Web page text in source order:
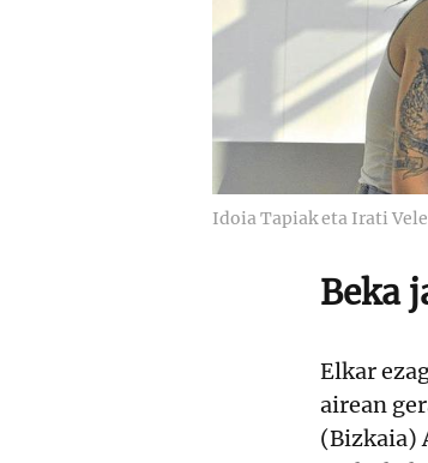
Idoia Tapiak eta Irati
Beka
Elkar
airean
(Bizkaia)